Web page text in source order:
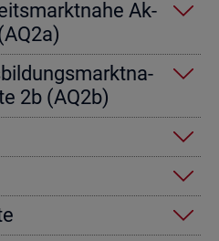
Ak­
2b (AQ2b)